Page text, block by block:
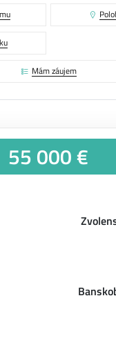
Mám záujem
55 000 €